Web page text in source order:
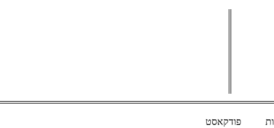
פודקאסט